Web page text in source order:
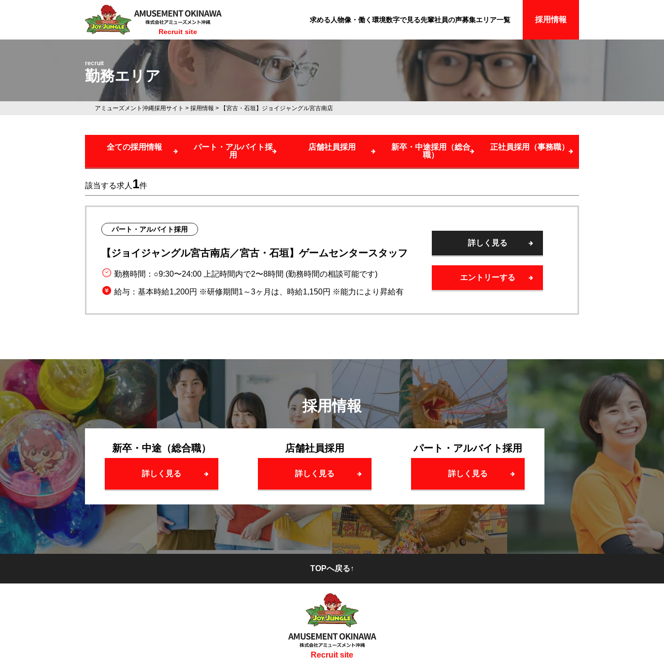
Recruit site
求める人物像・働く環境数字で見る先輩社員の声募集エリア一覧 採用情報
recruit
勤務エリア
アミューズメント沖縄採用サイト > 採用情報 > 【宮古・石垣】ジョイジャングル宮古南店
全ての採用情報
パート・アルバイト採
用
店舗社員採用
新卒・中途採用（総合
職）
正社員採用（事務職）
該当する求人 1件
パート・アルバイト採用
【ジョイジャングル宮古南店／宮古・石垣】ゲームセンタースタッフ
勤務時間：○9:30〜24:00 上記時間内で2〜8時間 (勤務時間の相談可能です)
給与：基本時給1,200円 ※研修期間1～3ヶ月は、時給1,150円 ※能力により昇給有
詳しく見る
エントリーする
採用情報
新卒・中途（総合職）
詳しく見る
店舗社員採用
詳しく見る
パート・アルバイト採用
詳しく見る
TOPへ戻る↑
Recruit site